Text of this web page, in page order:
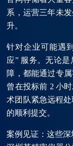
系，运营三年未
升。
针对企业可能遇
应” 服务。无论
障，都能通过专
曾在投标前 2 小
术团队紧急远程
的顺利提交。
案例见证：这些